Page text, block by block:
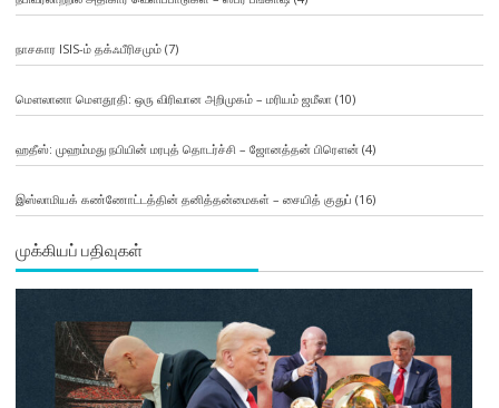
நாசகார ISIS-ம் தக்ஃபீரிசமும்(7)
மௌலானா மௌதூதி: ஒரு விரிவான அறிமுகம் – மரியம் ஜமீலா (10)
ஹதீஸ்: முஹம்மது நபியின் மரபுத் தொடர்ச்சி – ஜோனத்தன் பிரௌன் (4)
இஸ்லாமியக் கண்ணோட்டத்தின் தனித்தன்மைகள் – சையித் குதுப் (16)
முக்கியப் பதிவுகள்